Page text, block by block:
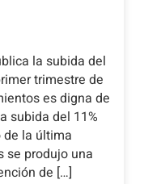
la subida del
trimestre de
es digna de
subida del 11%
la última
se produjo una
de […]